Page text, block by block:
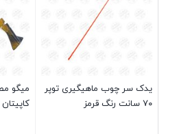
یدک سر چوب ماهیگیری توپر
۷۰ سانت رنگ قرمز
کاپیتان ۸٫۵ سانتی متر ۸ گرم